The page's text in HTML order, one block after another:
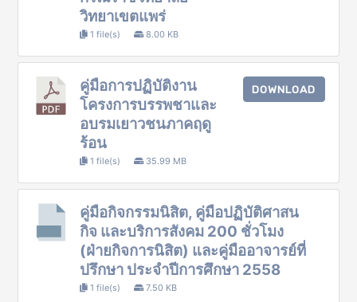
วิทยาเขตแพร่
1 file(s) 8.00 KB
คู่มือการปฏิบัติงาน
โครงการบรรพชาและ
อบรมเยาวชนภาคฤดู
ร้อน
1 file(s) 35.99 MB
DOWNLOAD
คู่มือกิจกรรมนิสิต, คู่มือปฏิบัติศาสน
กิจ และบริการสังคม 200 ชั่วโมง
(ฝ่ายกิจการนิสิต) และคู่มืออาจารย์ที่
ปรึกษา ประจำปีการศึกษา 2558
1 file(s) 7.50 KB